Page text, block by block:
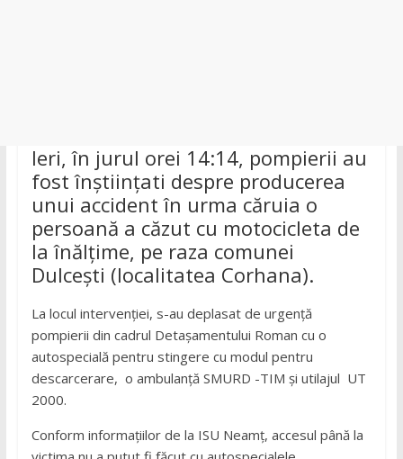
Ieri, în jurul orei 14:14, pompierii au
fost înștiințati despre producerea
unui accident în urma căruia o
persoană a căzut cu motocicleta de
la înălțime, pe raza comunei
Dulcești (localitatea Corhana).
La locul intervenției, s-au deplasat de urgenţă
pompierii din cadrul Detașamentului Roman cu o
autospecială pentru stingere cu modul pentru
descarcerare, o ambulanță SMURD -TIM și utilajul UT
2000.
Conform informațiilor de la ISU Neamț, accesul până la